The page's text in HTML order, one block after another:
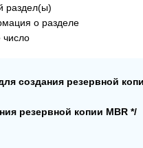
раздел(ы)
о разделе
число
создания резервной
резервной копии MBR */